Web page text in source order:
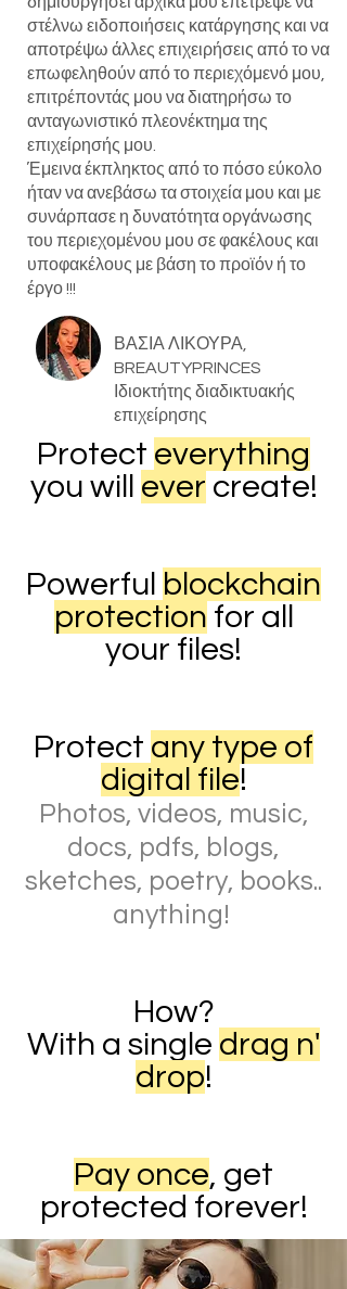
στέλνω ειδοποιήσεις κατάργησης και να
αποτρέψω άλλες επιχειρήσεις από το να
επωφεληθούν από το περιεχόμενό μου,
επιτρέποντάς μου να διατηρήσω το
ανταγωνιστικό πλεονέκτημα της
επιχείρησής μου.
Έμεινα έκπληκτος από το πόσο εύκολο
ήταν να ανεβάσω τα στοιχεία μου και με
συνάρπασε η δυνατότητα οργάνωσης
του περιεχομένου μου σε φακέλους και
υποφακέλους με βάση το προϊόν ή το
έργο !!!
ΒΑΣΙΑ ΛΙΚΟΥΡΑ,
BREAUTYPRINCES
Ιδιοκτήτης διαδικτυακής
επιχείρησης
Protect everything
you will ever create!
Powerful blockchain
protection for all
your files!
Protect any type of
digital file!
Photos, videos, music,
docs, pdfs, blogs,
sketches, poetry, books..
anything!
How?
With a single drag n'
drop!
Pay once, get
protected forever!